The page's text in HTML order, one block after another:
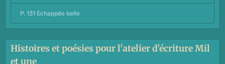
P. 131 Echappée belle
Histoires et poésies pour l'atelier d'écriture Mil
et une